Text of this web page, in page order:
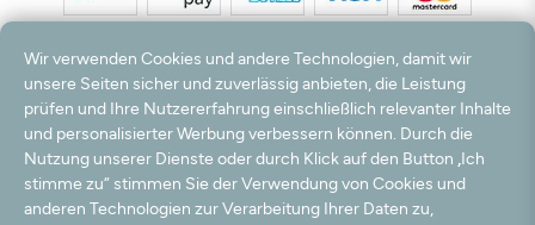
*Alle Preise inkl. MwSt. und zzgl. Versandkosten. **Kostenloser Versand und Rückversand
nur innerhalb Deutschlands und Österreichs.
Hinweis:
Wir nutzen Ihre E-Mail Adresse für werbliche Zwecke, die jederzeit widerrufen
werden können. Ihre Daten werden nicht an Dritte weitergegeben.
Wir verwenden Cookies und andere Technologien, damit wir
unsere Seiten sicher und zuverlässig anbieten, die Leistung
prüfen und Ihre Nutzererfahrung einschließlich relevanter Inhalte
und personalisierter Werbung verbessern können. Durch die
Nutzung unserer Dienste oder durch Klick auf den Button „Ich
stimme zu“ stimmen Sie der Verwendung von Cookies und
anderen Technologien zur Verarbeitung Ihrer Daten zu,